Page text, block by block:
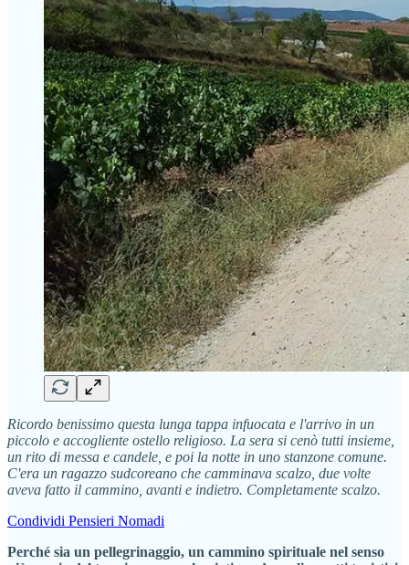
Ricordo benissimo questa lunga tappa infuocata e l'arrivo in un
piccolo e accogliente ostello religioso. La sera si cenò tutti insieme,
un rito di messa e candele, e poi la notte in uno stanzone comune.
C'era un ragazzo sudcoreano che camminava scalzo, due volte
aveva fatto il cammino, avanti e indietro. Completamente scalzo.
Condividi Pensieri Nomadi
Perché sia un pellegrinaggio, un cammino spirituale nel senso